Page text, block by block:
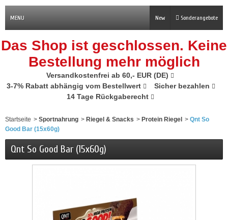
MENU Sonderangebote
New
Das Shop ist geschlossen. Keine
Bestellung mehr möglich
Versandkostenfrei ab 60,- EUR (DE)
3-7% Rabatt abhängig vom Bestellwert
Sicher bezahlen
14 Tage Rückgaberecht
Startseite > Sportnahrung > Riegel & Snacks > Protein Riegel > Qnt So
Good Bar (15x60g)
Qnt So Good Bar (15x60g)